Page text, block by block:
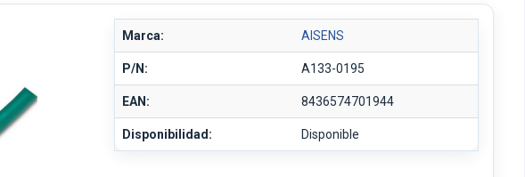
Marca: AISENS
P/N: A133-0195
EAN: 8436574701944
Disponibilidad: Disponible